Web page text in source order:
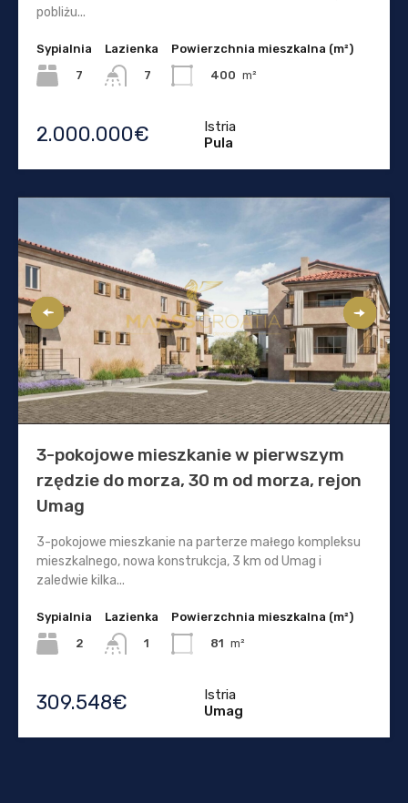
pobliżu...
Sypialnia
7
Lazienka
7
Powierzchnia mieszkalna (m²)
400 m²
2.000.000€
Istria
Pula
3-pokojowe mieszkanie w pierwszym
rzędzie do morza, 30 m od morza, rejon
Umag
3-pokojowe mieszkanie na parterze małego kompleksu
mieszkalnego, nowa konstrukcja, 3 km od Umag i
zaledwie kilka...
Sypialnia
2
Lazienka
1
Powierzchnia mieszkalna (m²)
81 m²
309.548€
Istria
Umag